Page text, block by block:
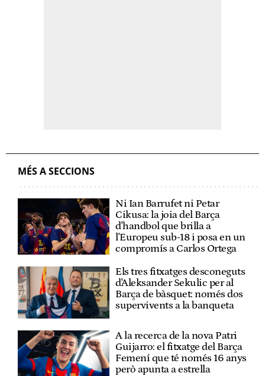
MÉS A SECCIONS
Ni Ian Barrufet ni Petar
Cikusa: la joia del Barça
d'handbol que brilla a
l'Europeu sub-18 i posa en un
compromís a Carlos Ortega
Els tres fitxatges desconeguts
d'Aleksander Sekulic per al
Barça de bàsquet: només dos
supervivents a la banqueta
A la recerca de la nova Patri
Guijarro: el fitxatge del Barça
Femení que té només 16 anys
però apunta a estrella